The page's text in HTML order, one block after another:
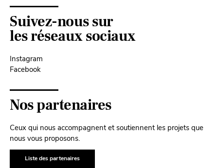
Suivez-nous sur
les réseaux sociaux
Instagram
Facebook
Nos partenaires
Ceux qui nous accompagnent et soutiennent les projets que
nous vous proposons.
Liste des partenaires